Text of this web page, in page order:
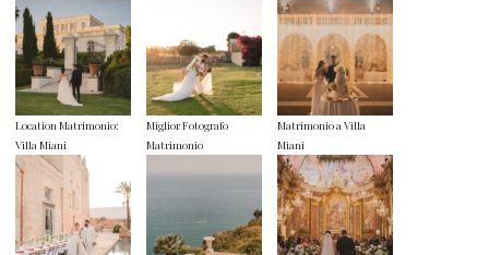
Location Matrimonio:
Villa Miani
Miglior Fotografo
Matrimonio
Matrimonio a Villa
Miani